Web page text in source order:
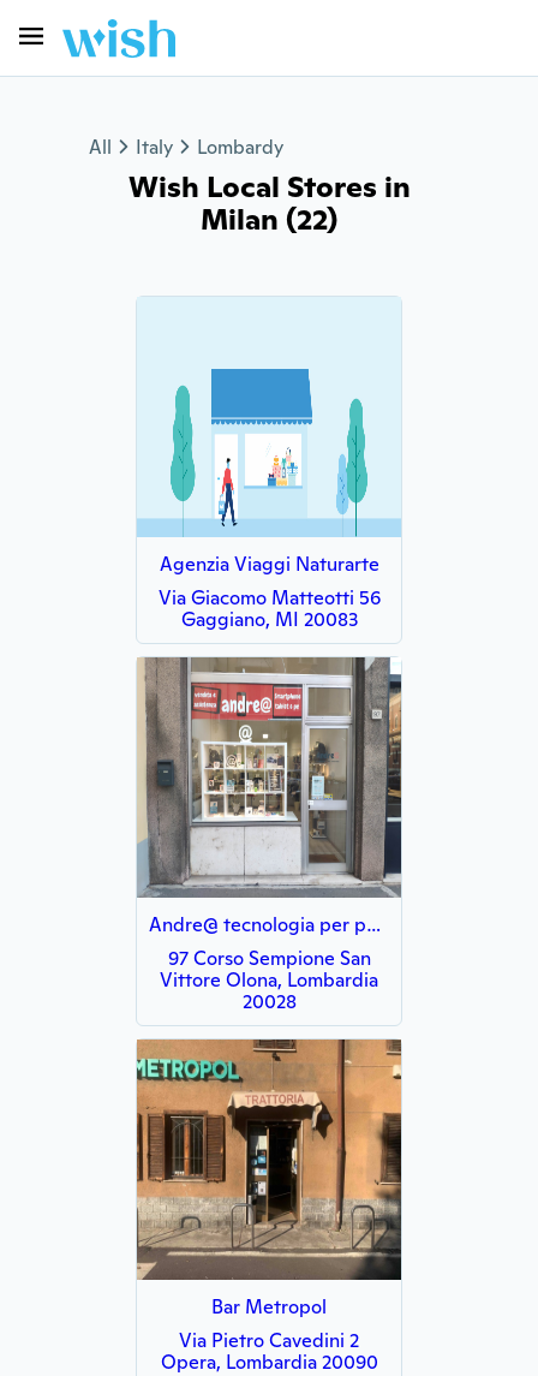
All Italy Lombardy
Wish Local Stores in
Milan (22)
Agenzia Viaggi Naturarte
Via Giacomo Matteotti 56
Gaggiano, MI 20083
Andre@ tecnologia per passione
97 Corso Sempione San
Vittore Olona, Lombardia
20028
Bar Metropol
Via Pietro Cavedini 2
Opera, Lombardia 20090